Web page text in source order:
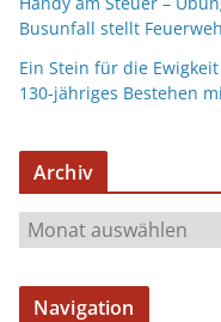
Busunfall stellt
Ein Stein für die
130-jähriges Bestehen
Archiv
Navigation